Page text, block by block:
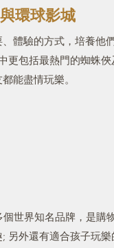
環球影城
體驗的方式，培養他
更包括最熱門的蜘蛛
能盡情玩樂。
世界知名品牌，是購
另外還有適合孩子玩